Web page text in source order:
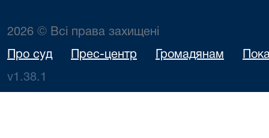
2026 © Всі права захищені
Про суд Прес-центр Громадянам
v1.38.1